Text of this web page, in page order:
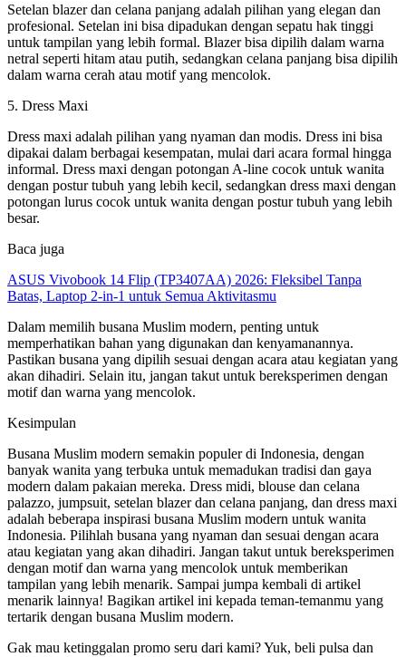
Setelan blazer dan celana panjang adalah pilihan yang elegan dan
profesional. Setelan ini bisa dipadukan dengan sepatu hak tinggi
untuk tampilan yang lebih formal. Blazer bisa dipilih dalam warna
netral seperti hitam atau putih, sedangkan celana panjang bisa dipilih
dalam warna cerah atau motif yang mencolok.
5. Dress Maxi
Dress maxi adalah pilihan yang nyaman dan modis. Dress ini bisa
dipakai dalam berbagai kesempatan, mulai dari acara formal hingga
informal. Dress maxi dengan potongan A-line cocok untuk wanita
dengan postur tubuh yang lebih kecil, sedangkan dress maxi dengan
potongan lurus cocok untuk wanita dengan postur tubuh yang lebih
besar.
Baca juga
ASUS Vivobook 14 Flip (TP3407AA) 2026: Fleksibel Tanpa
Batas, Laptop 2-in-1 untuk Semua Aktivitasmu
Dalam memilih busana Muslim modern, penting untuk
memperhatikan bahan yang digunakan dan kenyamanannya.
Pastikan busana yang dipilih sesuai dengan acara atau kegiatan yang
akan dihadiri. Selain itu, jangan takut untuk bereksperimen dengan
motif dan warna yang mencolok.
Kesimpulan
Busana Muslim modern semakin populer di Indonesia, dengan
banyak wanita yang terbuka untuk memadukan tradisi dan gaya
modern dalam pakaian mereka. Dress midi, blouse dan celana
palazzo, jumpsuit, setelan blazer dan celana panjang, dan dress maxi
adalah beberapa inspirasi busana Muslim modern untuk wanita
Indonesia. Pilihlah busana yang nyaman dan sesuai dengan acara
atau kegiatan yang akan dihadiri. Jangan takut untuk bereksperimen
dengan motif dan warna yang mencolok untuk memberikan
tampilan yang lebih menarik. Sampai jumpa kembali di artikel
menarik lainnya! Bagikan artikel ini kepada teman-temanmu yang
tertarik dengan busana Muslim modern.
Gak mau ketinggalan promo seru dari kami? Yuk, beli pulsa dan